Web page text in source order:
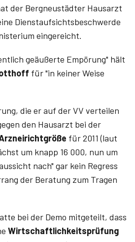
der Bergneustädter Hausarzt
Dienstaufsichtsbeschwerde
eingereicht.
geäußerte Empörung" hält
für "in keiner Weise
die er auf der VV verteilen
den Hausarzt bei der
für 2011 (laut
um knapp 16 000, nun um
nach" gar kein Regress
der Beratung zum Tragen
bei der Demo mitgeteilt, dass
Wirtschaftlichkeitsprüfung